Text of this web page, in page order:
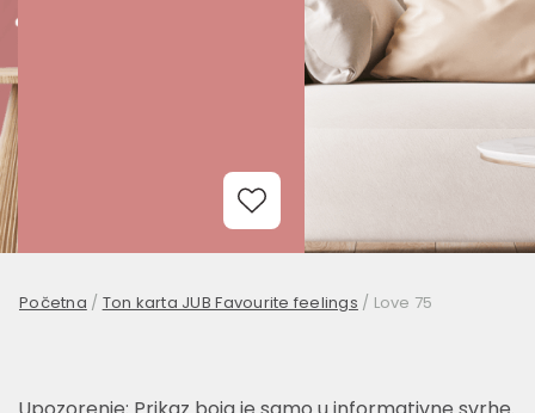
Add to Wishlist
Početna / Ton karta JUB Favourite feelings / Love 75